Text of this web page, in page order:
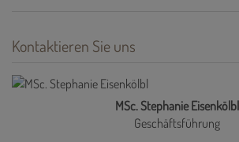
Kontaktieren Sie uns
MSc. Stephanie Eisenkölbl
Geschäftsführung